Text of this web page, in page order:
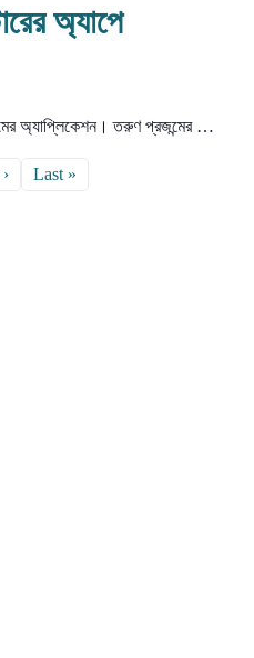
অ্যাপে
অ্যাপ্লিকেশন। তরুণ প্রজন্মের …
Last »